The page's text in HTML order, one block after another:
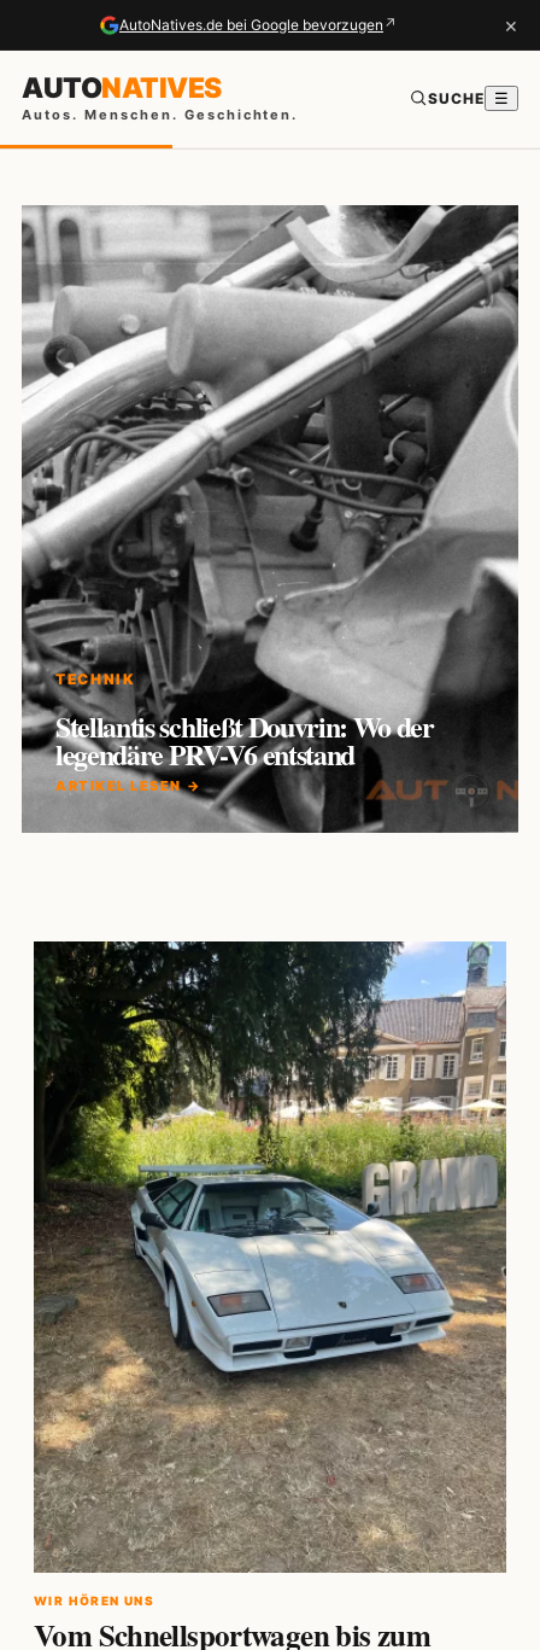
AutoNatives.de bei Google bevorzugen ↗ ×
AUTONATIVES
Autos. Menschen. Geschichten.
SUCHE ☰
TECHNIK
Stellantis schließt Douvrin: Wo der
legendäre PRV-V6 entstand
ARTIKEL LESEN →
WIR HÖREN UNS
Vom Schnellsportwagen bis zum